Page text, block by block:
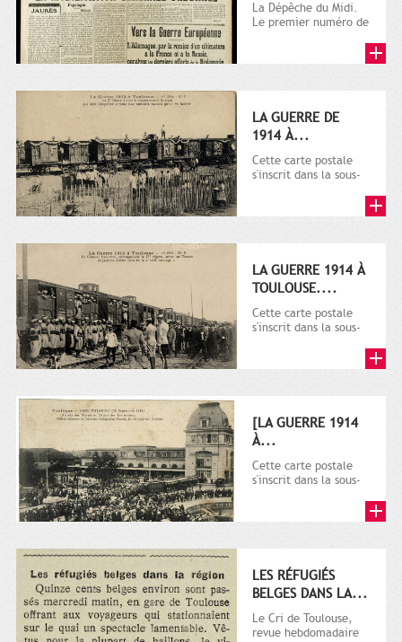
La Dépêche du Midi.
Le premier numéro de
octobre...
LA GUERRE DE
1914 À...
Cette carte postale
s'inscrit dans la sous-
plusieurs milliers de...
LA GUERRE 1914 À
TOULOUSE....
Cette carte postale
s'inscrit dans la sous-
plusieurs milliers de...
[LA GUERRE 1914
À...
Cette carte postale
s'inscrit dans la sous-
plusieurs milliers de...
LES RÉFUGIÉS
BELGES DANS LA...
Le Cri de Toulouse,
revue hebdomadaire